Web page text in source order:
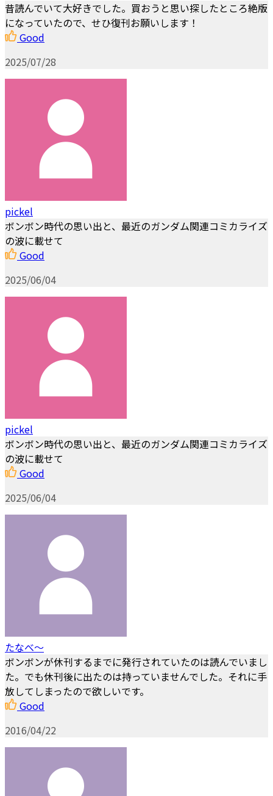
昔読んでいて大好きでした。買おうと思い探したところ絶版
になっていたので、せひ復刊お願いします！
Good
2025/07/28
pickel
ボンボン時代の思い出と、最近のガンダム関連コミカライズ
の波に載せて
Good
2025/06/04
pickel
ボンボン時代の思い出と、最近のガンダム関連コミカライズ
の波に載せて
Good
2025/06/04
たなべ〜
ボンボンが休刊するまでに発行されていたのは読んでいまし
た。でも休刊後に出たのは持っていませんでした。それに手
放してしまったので欲しいです。
Good
2016/04/22